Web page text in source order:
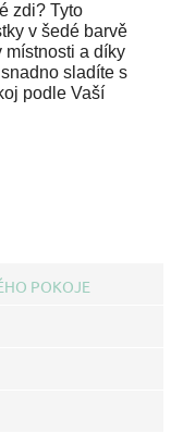
zdi? Tyto
v šedé barvě
místnosti a díky
sladíte s
podle Vaší
POKOJE